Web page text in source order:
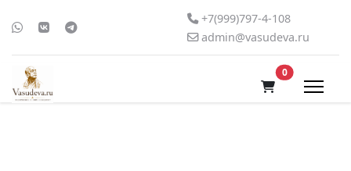
+7(999)797-4-108
admin@vasudeva.ru
0В корзину